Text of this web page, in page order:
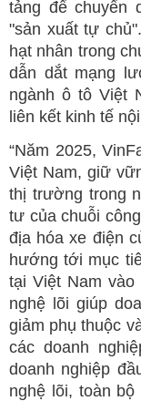
tảng để chuyển
"sản xuất tự
hạt nhân trong
dẫn dắt mạng
ngành ô tô Việt
liên kết kinh tế
“Năm 2025,
Việt Nam, giữ
thị trường trong
tư của chuỗi
địa hóa xe điện
hướng tới mục
tại Việt Nam vào
nghệ lõi giúp
giảm phụ thuộc
các doanh
doanh nghiệp
nghệ lõi, toàn